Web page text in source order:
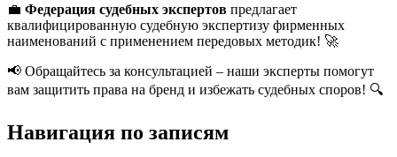
💼 Федерация судебных экспертов предлагает
квалифицированную судебную экспертизу фирменных
наименований с применением передовых методик! 🚀
📢 Обращайтесь за консультацией – наши эксперты помогут
вам защитить права на бренд и избежать судебных споров! 🔍
Навигация по записям